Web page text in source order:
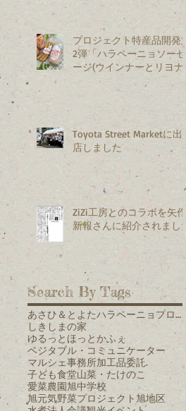
だきました
プロジェクト特産品開発第
2弾「ハラペーニョソーセ
ージ(ウインナーとリヨナ
ー)」を新発売
Toyota Street Marketに出
店しました
ZiZi工房とのコラボを矢作
新報さんに紹介されました
Search By Tags
あさひ＆とよたハラペーニョプロジェクト
しきしまの家
ゆるっとほっとかふぇ
ベジタブル・コミュニケーター
マルシェ事務所加工品委託.
子ども食堂山菜・たけのこ
愛菜農園旭中学校
旭元気野菜プロジェクト 旭地区